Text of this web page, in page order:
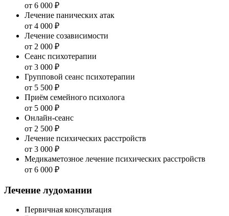
от 6 000 ₽
Лечение панических атак
от 4 000 ₽
Лечение созависимости
от 2 000 ₽
Сеанс психотерапии
от 3 000 ₽
Групповой сеанс психотерапии
от 5 500 ₽
Приём семейного психолога
от 5 000 ₽
Онлайн-сеанс
от 2 500 ₽
Лечение психических расстройств
от 3 000 ₽
Медикаметозное лечение психических расстройств
от 6 000 ₽
Лечение лудомании
Первичная консультация